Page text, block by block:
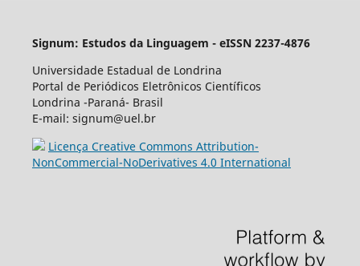
Signum: Estudos da Linguagem - eISSN 2237-4876
Universidade Estadual de Londrina
Portal de Periódicos Eletrônicos Científicos
Londrina -Paraná- Brasil
E-mail: signum@uel.br
Licença Creative Commons Attribution-
NonCommercial-NoDerivatives 4.0 International